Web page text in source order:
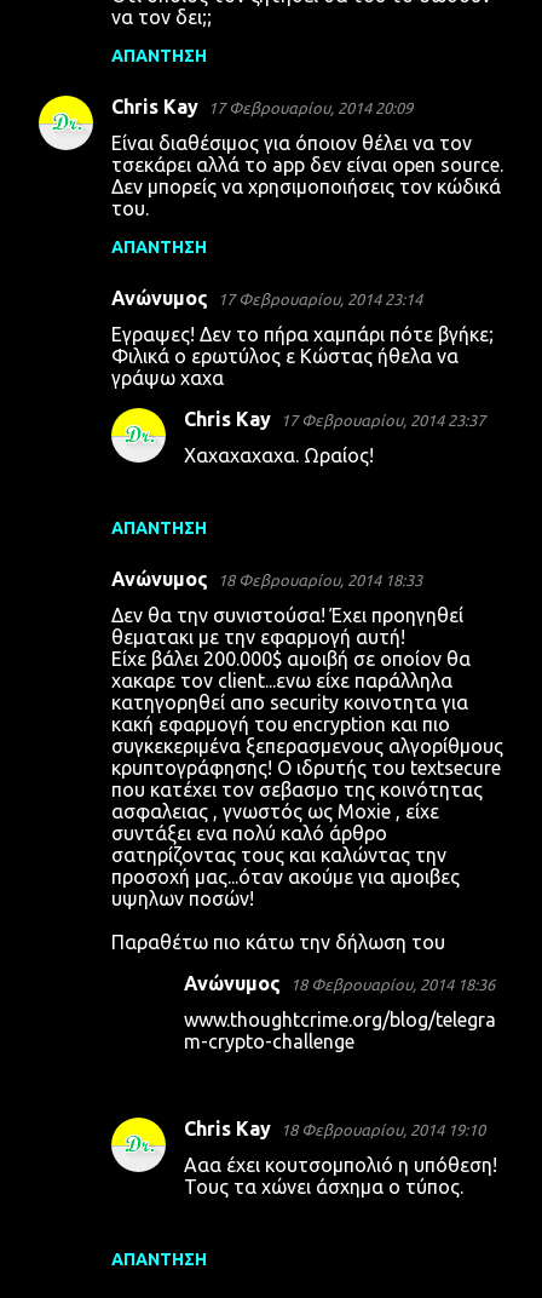
να τον δει;;
ΑΠΆΝΤΗΣΗ
Chris Kay 17 Φεβρουαρίου, 2014 20:09
Είναι διαθέσιμος για όποιον θέλει να τον
τσεκάρει αλλά το app δεν είναι open source.
Δεν μπορείς να χρησιμοποιήσεις τον κώδικά
του.
ΑΠΆΝΤΗΣΗ
Ανώνυμος 17 Φεβρουαρίου, 2014 23:14
Εγραψες! Δεν το πήρα χαμπάρι πότε βγήκε;
Φιλικά ο ερωτύλος ε Κώστας ήθελα να
γράψω χαχα
ΑΠΆΝΤΗΣΗ
Chris Kay 17 Φεβρουαρίου, 2014 23:37
Χαχαχαχαχα. Ωραίος!
Ανώνυμος 18 Φεβρουαρίου, 2014 18:33
Δεν θα την συνιστούσα! Έχει προηγηθεί
θεματακι με την εφαρμογή αυτή!
Είχε βάλει 200.000$ αμοιβή σε οποίον θα
χακαρε τον client...ενω είχε παράλληλα
κατηγορηθεί απο security κοινοτητα για
κακή εφαρμογή του encryption και πιο
συγκεκεριμένα ξεπερασμενους αλγορίθμους
κρυπτογράφησης! Ο ιδρυτής του textsecure
που κατέχει τον σεβασμο της κοινότητας
ασφαλειας , γνωστός ως Moxie , είχε
συντάξει ενα πολύ καλό άρθρο
σατηρίζοντας τους και καλώντας την
προσοχή μας...όταν ακούμε για αμοιβες
υψηλων ποσών!
Παραθέτω πιο κάτω την δήλωση του
ΑΠΆΝΤΗΣΗ
Ανώνυμος 18 Φεβρουαρίου, 2014 18:36
www.thoughtcrime.org/blog/telegra
m-crypto-challenge
Chris Kay 18 Φεβρουαρίου, 2014 19:10
Ααα έχει κουτσομπολιό η υπόθεση!
Τους τα χώνει άσχημα ο τύπος.